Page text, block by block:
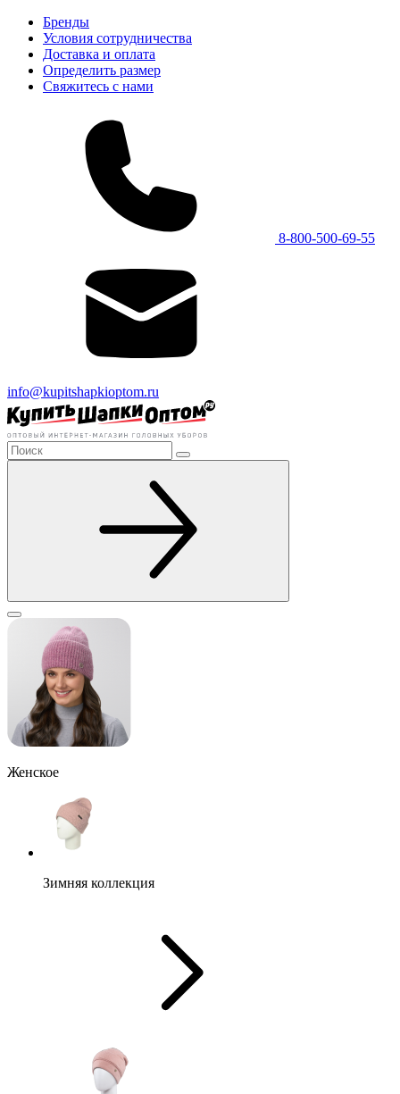
Бренды
Условия сотрудничества
Доставка и оплата
Определить размер
Свяжитесь с нами
8-800-500-69-55
info@kupitshapkioptom.ru
Женское
Зимняя коллекция